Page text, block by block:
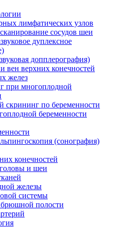
лимфатических узлов
сосудов шеи
дуплексное
допплерография)
вен верхних конечностей
желез
при многоплодной
скрининг по беременности
беременности
(сонография)
конечностей
и шеи
железы
системы
полости